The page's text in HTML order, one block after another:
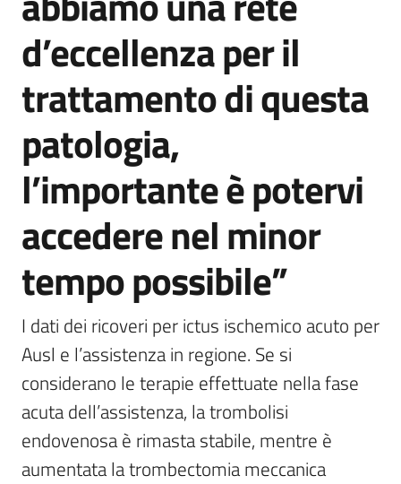
d’eccellenza per il
trattamento di questa
patologia,
l’importante è potervi
accedere nel minor
tempo possibile”
I dati dei ricoveri per ictus ischemico acuto per
Ausl e l’assistenza in regione. Se si
considerano le terapie effettuate nella fase
acuta dell’assistenza, la trombolisi
endovenosa è rimasta stabile, mentre è
aumentata la trombectomia meccanica